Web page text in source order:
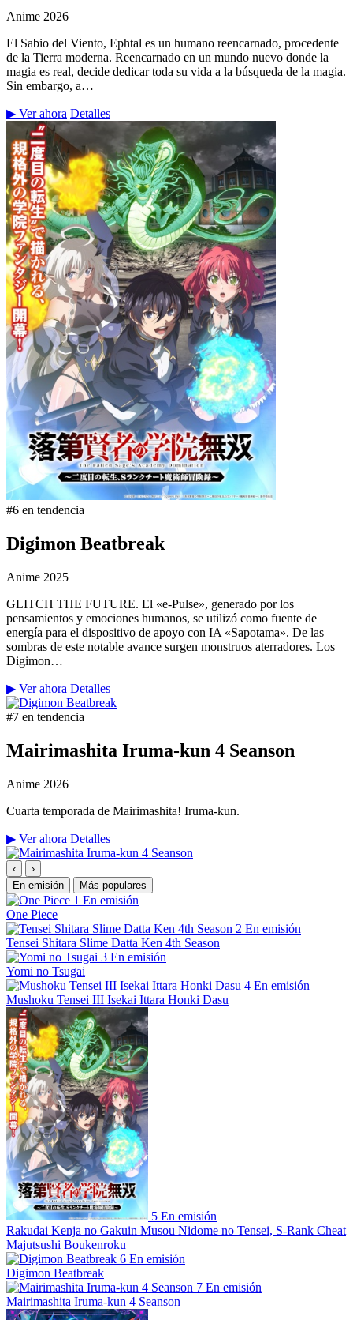
Anime 2026
El Sabio del Viento, Ephtal es un humano reencarnado, procedente
de la Tierra moderna. Reencarnado en un mundo nuevo donde la
magia es real, decide dedicar toda su vida a la búsqueda de la magia.
Sin embargo, a…
▶ Ver ahora Detalles
#6 en tendencia
Digimon Beatbreak
Anime 2025
GLITCH THE FUTURE. El «e-Pulse», generado por los
pensamientos y emociones humanos, se utilizó como fuente de
energía para el dispositivo de apoyo con IA «Sapotama». De las
sombras de este notable avance surgen monstruos aterradores. Los
Digimon…
▶ Ver ahora Detalles
#7 en tendencia
Mairimashita Iruma-kun 4 Seanson
Anime 2026
Cuarta temporada de Mairimashita! Iruma-kun.
▶ Ver ahora Detalles
‹
›
En emisión
Más populares
1 En emisión
One Piece
2 En emisión
Tensei Shitara Slime Datta Ken 4th Season
3 En emisión
Yomi no Tsugai
4 En emisión
Mushoku Tensei III Isekai Ittara Honki Dasu
5 En emisión
Rakudai Kenja no Gakuin Musou Nidome no Tensei, S-Rank Cheat
Majutsushi Boukenroku
6 En emisión
Digimon Beatbreak
7 En emisión
Mairimashita Iruma-kun 4 Seanson